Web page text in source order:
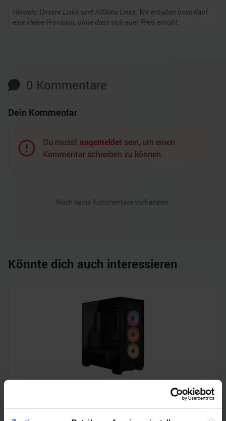
Hinweis: Unsere Links sind Affiliate Links. Wir erhalten beim Kauf
eine kleine Provision, ohne dass sich euer Preis erhöht.
0 Kommentare
Dein Kommentar
Du musst angemeldet sein, um einen
Kommentar schreiben zu können.
Noch keine Kommentare vorhanden.
Könnte dich auch interessieren
Corsair 3500X LX-R RGB iCUE LINK (Midi-Tower, 3 x iCUE
LINK LX120R RGB-Lüfter, Back-Connect, iCUE LINK